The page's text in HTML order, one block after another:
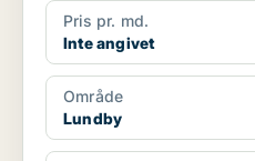
Pris pr. md.
Inte angivet
Område
Lundby